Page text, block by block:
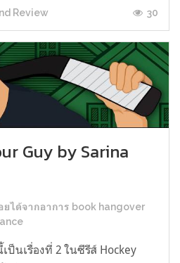
Review 30
Guy by Sarina
ยได้จากอาการ book hangover
เป็นเรื่องที่ 2 ในซีรีส์ Hockey